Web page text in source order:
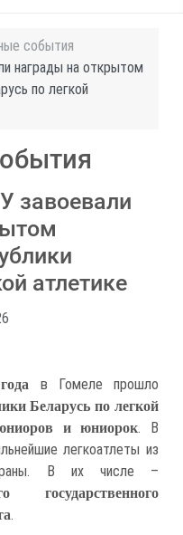
события
награды на открытом
по легкой
завоевали
атлетике
в Гомеле прошло
Беларусь по легкой
и юниорок. В
легкоатлеты из
В их числе –
государственного
.